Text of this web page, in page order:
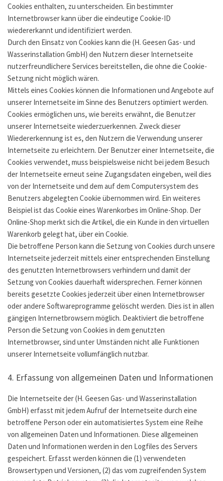
Cookies enthalten, zu unterscheiden. Ein bestimmter
Internetbrowser kann über die eindeutige Cookie-ID
wiedererkannt und identifiziert werden.
Durch den Einsatz von Cookies kann die (H. Geesen Gas- und
Wasserinstallation GmbH) den Nutzern dieser Internetseite
nutzerfreundlichere Services bereitstellen, die ohne die Cookie-
Setzung nicht möglich wären.
Mittels eines Cookies können die Informationen und Angebote auf
unserer Internetseite im Sinne des Benutzers optimiert werden.
Cookies ermöglichen uns, wie bereits erwähnt, die Benutzer
unserer Internetseite wiederzuerkennen. Zweck dieser
Wiedererkennung ist es, den Nutzern die Verwendung unserer
Internetseite zu erleichtern. Der Benutzer einer Internetseite, die
Cookies verwendet, muss beispielsweise nicht bei jedem Besuch
der Internetseite erneut seine Zugangsdaten eingeben, weil dies
von der Internetseite und dem auf dem Computersystem des
Benutzers abgelegten Cookie übernommen wird. Ein weiteres
Beispiel ist das Cookie eines Warenkorbes im Online-Shop. Der
Online-Shop merkt sich die Artikel, die ein Kunde in den virtuellen
Warenkorb gelegt hat, über ein Cookie.
Die betroffene Person kann die Setzung von Cookies durch unsere
Internetseite jederzeit mittels einer entsprechenden Einstellung
des genutzten Internetbrowsers verhindern und damit der
Setzung von Cookies dauerhaft widersprechen. Ferner können
bereits gesetzte Cookies jederzeit über einen Internetbrowser
oder andere Softwareprogramme gelöscht werden. Dies ist in allen
gängigen Internetbrowsern möglich. Deaktiviert die betroffene
Person die Setzung von Cookies in dem genutzten
Internetbrowser, sind unter Umständen nicht alle Funktionen
unserer Internetseite vollumfänglich nutzbar.
4. Erfassung von allgemeinen Daten und Informationen
Die Internetseite der (H. Geesen Gas- und Wasserinstallation
GmbH) erfasst mit jedem Aufruf der Internetseite durch eine
betroffene Person oder ein automatisiertes System eine Reihe
von allgemeinen Daten und Informationen. Diese allgemeinen
Daten und Informationen werden in den Logfiles des Servers
gespeichert. Erfasst werden können die (1) verwendeten
Browsertypen und Versionen, (2) das vom zugreifenden System